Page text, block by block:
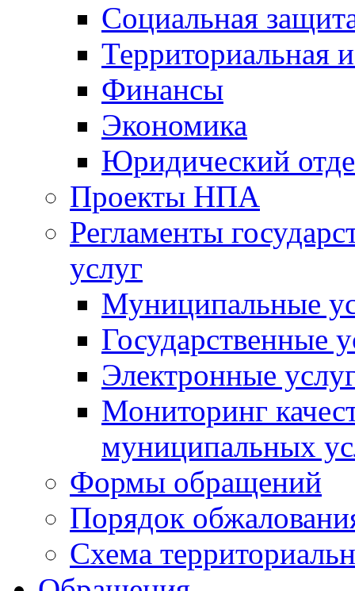
Социальная
Территориальная
Финансы
Экономика
Юридический
Проекты НПА
Регламенты
услуг
Муниципальные
Государственные
Электронные
Мониторинг
муниципальных
Формы обращений
Порядок
Схема